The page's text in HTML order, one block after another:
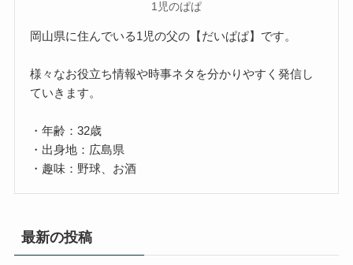
1児のぱぱ
岡山県に住んでいる1児の父の【だいぱぱ】です。
様々なお役立ち情報や時事ネタを分かりやすく発信し
ていきます。
・年齢：32歳
・出身地：広島県
・趣味：野球、お酒
最新の投稿